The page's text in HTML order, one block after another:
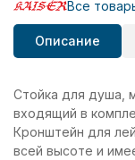
Все
Описание
Стойка для душа,
входящий в
Кронштейн для
всей высоте и